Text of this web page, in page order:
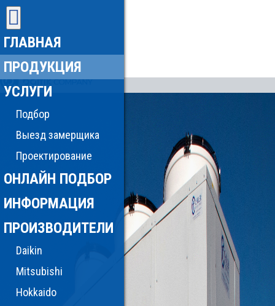
ГЛАВНАЯ
ПРОДУКЦИЯ
УСЛУГИ
Подбор
Выезд замерщика
Проектирование
ОНЛАЙН ПОДБОР
ИНФОРМАЦИЯ
ПРОИЗВОДИТЕЛИ
Daikin
Mitsubishi
Hokkaido